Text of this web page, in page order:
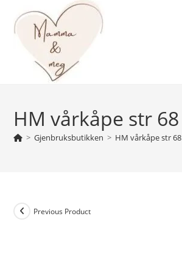
content
HM vårkåpe str 68
> Gjenbruksbutikken > HM vårkåpe str 68
Previous Product